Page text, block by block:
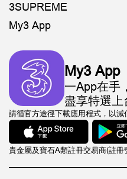
3SUPREME
My3 App
My3 App
一App在手，
盡享特選上
請循官方途徑下載應用程式，以減
貴金屬及寶石A類註冊交易商(註冊